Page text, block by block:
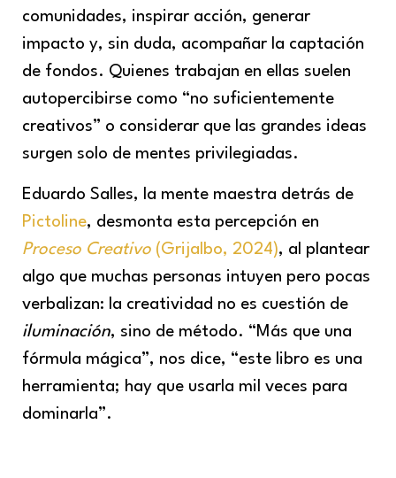
comunidades, inspirar acción, generar
impacto y, sin duda, acompañar la captación
de fondos. Quienes trabajan en ellas suelen
autopercibirse como “no suficientemente
creativos” o considerar que las grandes ideas
surgen solo de mentes privilegiadas.
Eduardo Salles, la mente maestra detrás de
Pictoline, desmonta esta percepción en
Proceso Creativo (Grijalbo, 2024), al plantear
algo que muchas personas intuyen pero pocas
verbalizan: la creatividad no es cuestión de
iluminación, sino de método. “Más que una
fórmula mágica”, nos dice, “este libro es una
herramienta; hay que usarla mil veces para
dominarla”.